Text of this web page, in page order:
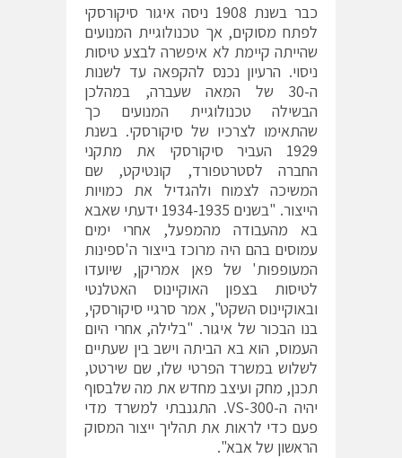
כבר בשנת 1908 ניסה איגור סיקורסקי
לפתח מסוקים, אך טכנולוגיית המנועים
שהייתה קיימת לא איפשרה לבצע טיסות
ניסוי. הרעיון נכנס להקפאה עד לשנות
ה-30 של המאה שעברה, במהלכן
הבשילה טכנולוגיית המנועים כך
שהתאימו לצרכיו של סיקורסקי. בשנת
1929 העביר סיקורסקי את מתקני
החברה לסטרטפורד, קונטיקט, שם
המשיכה לצמוח ולהגדיל את כמויות
הייצור. "בשנים 1934-1935 ידעתי שאבא
בא מהעבודה מהמפעל, אחרי ימים
עמוסים בהם היה מרוכז בייצור ה'ספינות
המעופפות' של פאן אמריקן, שיועדו
לטיסות בצפון האוקיינוס האטלנטי
ובאוקיינוס השקט", אמר סרגיי סיקורסקי,
בנו הבכור של איגור. "בלילה, אחרי היום
העמוס, הוא בא הביתה וישב בין שעתיים
לשלוש במשרד הפרטי שלו, שם שירטט,
תכנן, מחק ועיצב מחדש את מה שלבסוף
יהיה ה-VS-300. התגנבתי למשרד מדי
פעם כדי לראות את תהליך ייצור המסוק
הראשון של אבא".